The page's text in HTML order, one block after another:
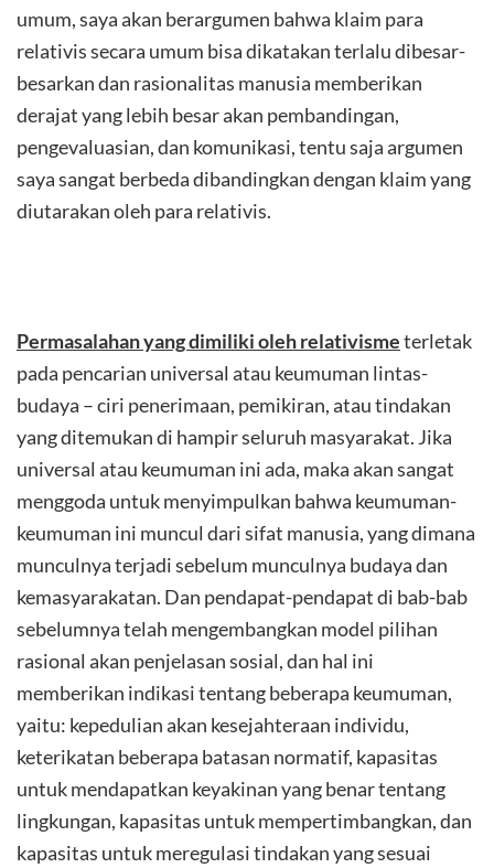
umum, saya akan berargumen bahwa klaim para
relativis secara umum bisa dikatakan terlalu dibesar-
besarkan dan rasionalitas manusia memberikan
derajat yang lebih besar akan pembandingan,
pengevaluasian, dan komunikasi, tentu saja argumen
saya sangat berbeda dibandingkan dengan klaim yang
diutarakan oleh para relativis.
Permasalahan yang dimiliki oleh relativismeterletak
pada pencarian universal atau keumuman lintas-
budaya – ciri penerimaan, pemikiran, atau tindakan
yang ditemukan di hampir seluruh masyarakat. Jika
universal atau keumuman ini ada, maka akan sangat
menggoda untuk menyimpulkan bahwa keumuman-
keumuman ini muncul dari sifat manusia, yang dimana
munculnya terjadi sebelum munculnya budaya dan
kemasyarakatan. Dan pendapat-pendapat di bab-bab
sebelumnya telah mengembangkan model pilihan
rasional akan penjelasan sosial, dan hal ini
memberikan indikasi tentang beberapa keumuman,
yaitu: kepedulian akan kesejahteraan individu,
keterikatan beberapa batasan normatif, kapasitas
untuk mendapatkan keyakinan yang benar tentang
lingkungan, kapasitas untuk mempertimbangkan, dan
kapasitas untuk meregulasi tindakan yang sesuai